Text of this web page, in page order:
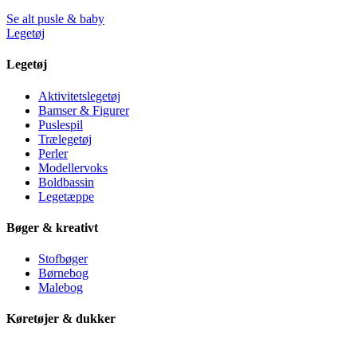
Se alt pusle & baby
Legetøj
Legetøj
Aktivitetslegetøj
Bamser & Figurer
Puslespil
Trælegetøj
Perler
Modellervoks
Boldbassin
Legetæppe
Bøger & kreativt
Stofbøger
Børnebog
Malebog
Køretøjer & dukker